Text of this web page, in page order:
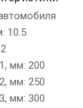
10.5
мм: 200
мм: 250
мм: 300